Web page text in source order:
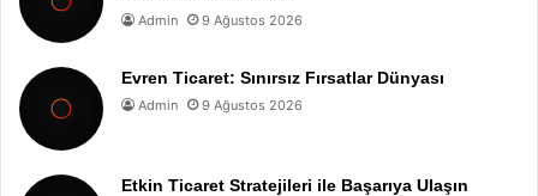
Admin 9 Ağustos 2026
Evren Ticaret: Sınırsız Fırsatlar Dünyası
Admin 9 Ağustos 2026
Etkin Ticaret Stratejileri ile Başarıya Ulaşın